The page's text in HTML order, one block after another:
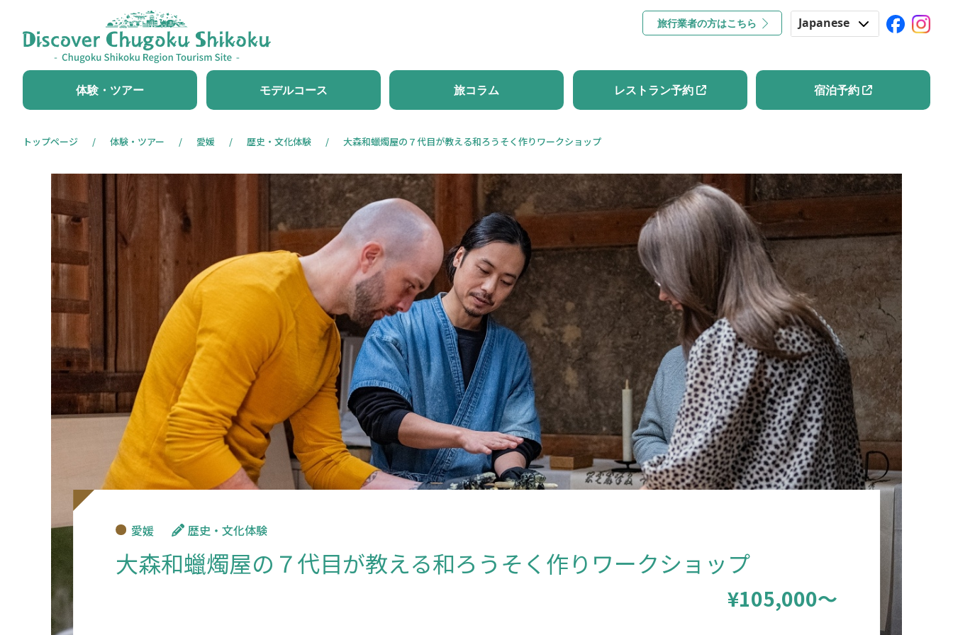
旅行業者の方はこちら Japanese
Korean
Chinese
体験・ツアー モデルコース 旅コラム レストラン予約 宿泊予約
トップページ 体験・ツアー 愛媛 歴史・文化体験 大森和蠟燭屋の７代目が教える和ろうそく作りワークショップ
愛媛 歴史・文化体験
大森和蠟燭屋の７代目が教える和ろうそく作りワークショップ
¥105,000～
レストラン予約 宿泊予約